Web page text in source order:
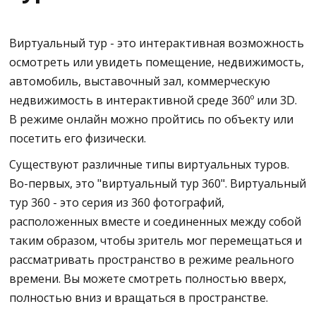
Как настроить иконки, горячие точки, информационные места и
логотипы в программе виртуального тура?
Как использовать видеочат в режиме реального времени с
программой виртуального тура CloudPano?
Как сложить виртуальные туры вместе и объединить впечатления с
помощью программного обеспечения для виртуальных туров?
Как сделать виртуальные туры "белым лейблом" или "частным
лейблом" и использовать собственный домен сайта?
Как сделать частную торговую марку для коллекций виртуальных
виртуального тура?
Как добавить прозрачность к иконкам с помощью программы
виртуального тура?
Виртуальный тур - это интерактивная возможность
осмотреть или увидеть помещение, недвижимость,
автомобиль, выставочный зал, коммерческую
недвижимость в интерактивной среде 360º или 3D.
В режиме онлайн можно пройтись по объекту или
посетить его физически.
Существуют различные типы виртуальных туров.
Во-первых, это "виртуальный тур 360". Виртуальный
тур 360 - это серия из 360 фотографий,
расположенных вместе и соединенных между собой
таким образом, чтобы зритель мог перемещаться и
рассматривать пространство в режиме реального
времени. Вы можете смотреть полностью вверх,
полностью вниз и вращаться в пространстве.